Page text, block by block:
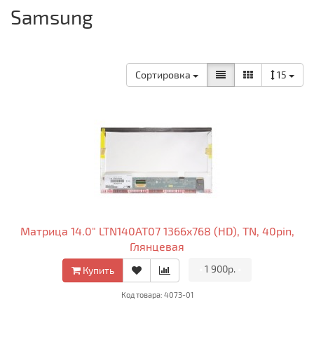
Samsung
Сортировка 15
Матрица 14.0" LTN140AT07 1366x768 (HD), TN, 40pin,
Глянцевая
Купить 1 900р.
Код товара: 4073-01